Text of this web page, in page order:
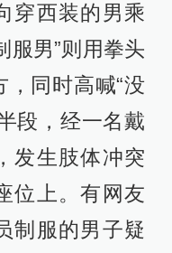
穿西装的男乘
服男”则用拳头
，同时高喊“没
段，经一名戴
发生肢体冲突
位上。有网友
制服的男子疑